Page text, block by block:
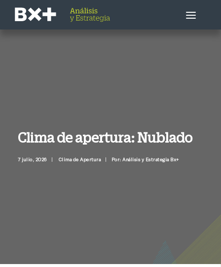
Clima de apertura: Nublado
7 julio, 2026 Clima de Apertura Por: Análisis y Estrategia Bx+